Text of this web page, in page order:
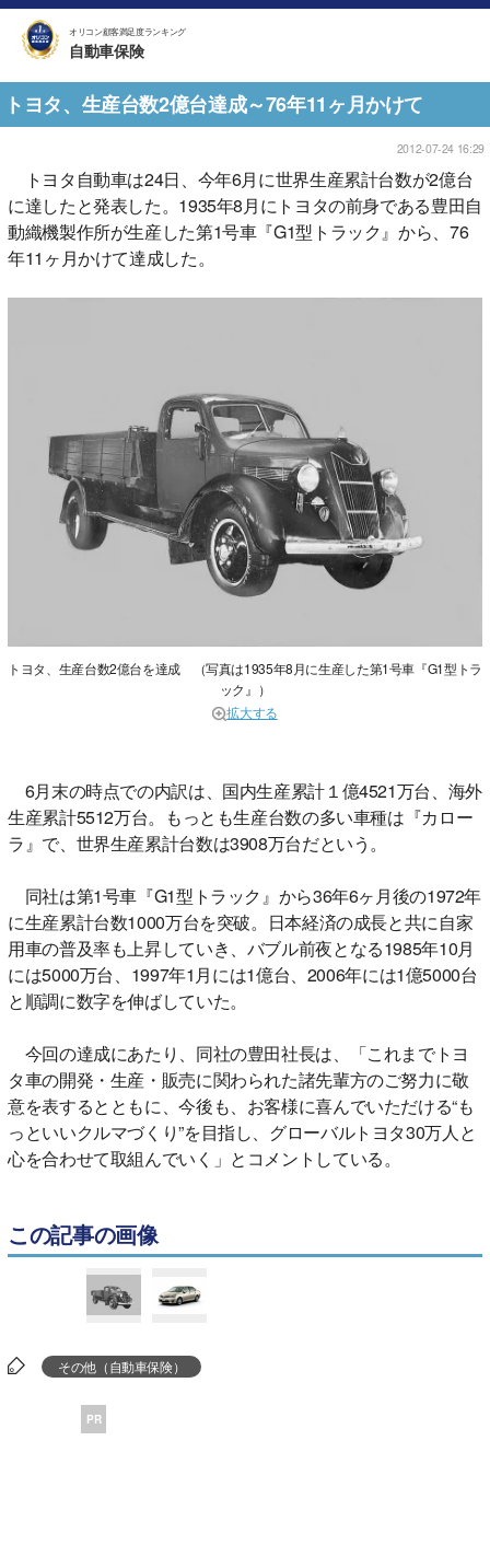
オリコン顧客満足度ランキング
自動車保険
トヨタ、生産台数2億台達成～76年11ヶ月かけて
2012-07-24 16:29
トヨタ自動車は24日、今年6月に世界生産累計台数が2億台
に達したと発表した。1935年8月にトヨタの前身である豊田自
動織機製作所が生産した第1号車『G1型トラック』から、76
年11ヶ月かけて達成した。
トヨタ、生産台数2億台を達成 （写真は1935年8月に生産した第1号車『G1型トラ
ック』）
拡大する
6月末の時点での内訳は、国内生産累計１億4521万台、海外
生産累計5512万台。もっとも生産台数の多い車種は『カロー
ラ』で、世界生産累計台数は3908万台だという。
同社は第1号車『G1型トラック』から36年6ヶ月後の1972年
に生産累計台数1000万台を突破。日本経済の成長と共に自家
用車の普及率も上昇していき、バブル前夜となる1985年10月
には5000万台、1997年1月には1億台、2006年には1億5000台
と順調に数字を伸ばしていた。
今回の達成にあたり、同社の豊田社長は、「これまでトヨ
タ車の開発・生産・販売に関わられた諸先輩方のご努力に敬
意を表するとともに、今後も、お客様に喜んでいただける“も
っといいクルマづくり”を目指し、グローバルトヨタ30万人と
心を合わせて取組んでいく」とコメントしている。
この記事の画像
その他（自動車保険）
PR